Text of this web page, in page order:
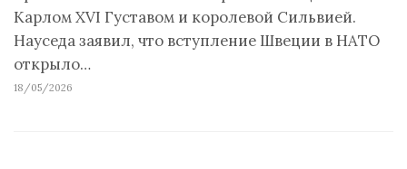
Карлом XVI Густавом и королевой Сильвией.
Науседа заявил, что вступление Швеции в НАТО
открыло…
18/05/2026